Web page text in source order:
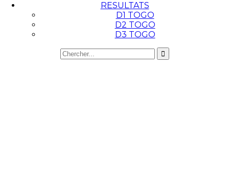
RESULTATS
D1 TOGO
D2 TOGO
D3 TOGO